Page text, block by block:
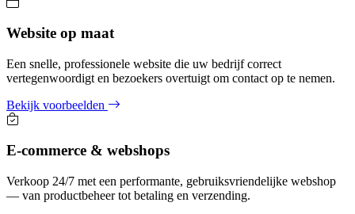
Website op maat
Een snelle, professionele website die uw bedrijf correct
vertegenwoordigt en bezoekers overtuigt om contact op te nemen.
Bekijk voorbeelden
E-commerce & webshops
Verkoop 24/7 met een performante, gebruiksvriendelijke webshop
— van productbeheer tot betaling en verzending.